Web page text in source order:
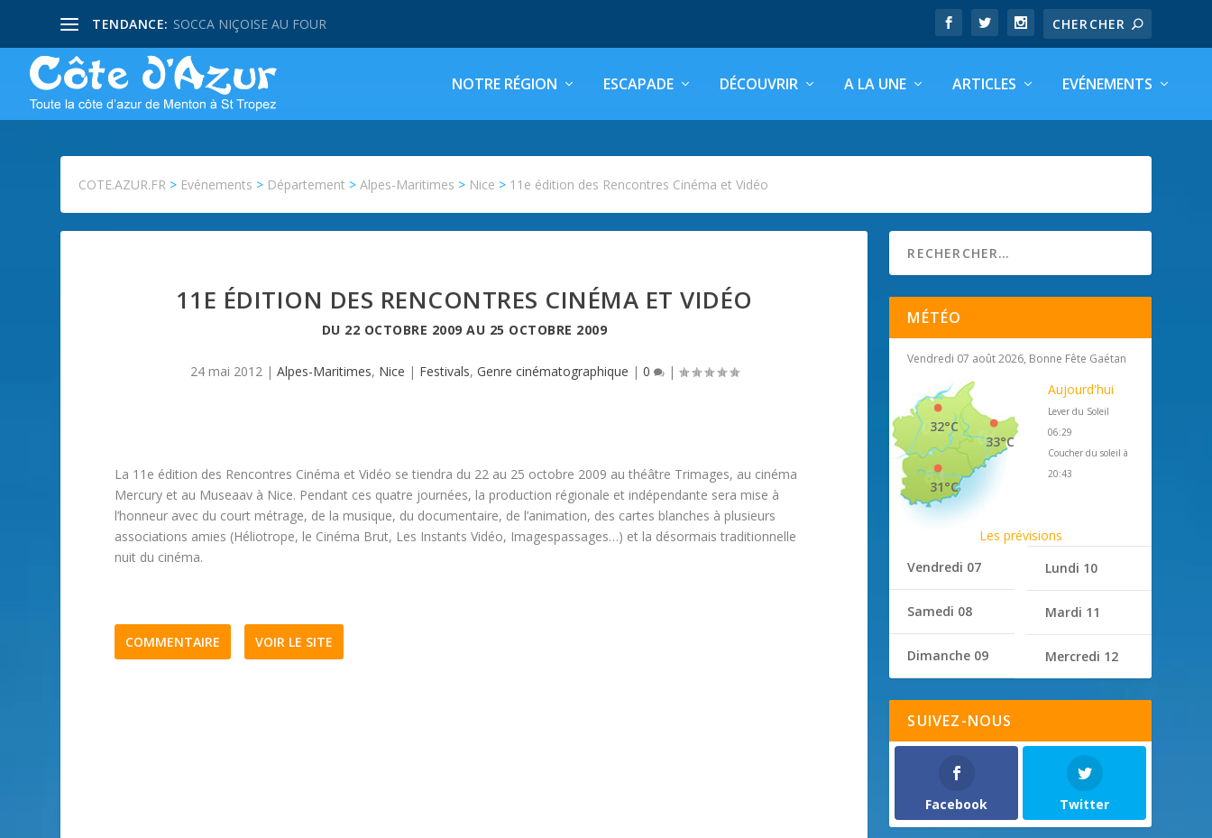
TENDANCE: SOCCA NIÇOISE AU FOUR
NOTRE RÉGION ESCAPADE DÉCOUVRIR A LA UNE ARTICLES EVÉNEMENTS
COTE.AZUR.FR > Evénements > Département >Alpes-Maritimes > Nice > 11e édition des Rencontres Cinéma et Vidéo
11E ÉDITION DES RENCONTRES CINÉMA ET VIDÉO
DU 22 OCTOBRE 2009 AU 25 OCTOBRE 2009
24 mai 2012| Alpes-Maritimes, Nice | Festivals, Genre cinématographique | 0 |
La 11e édition des Rencontres Cinéma et Vidéo se tiendra du 22 au 25 octobre 2009 au théâtre Trimages, au cinéma
Mercury et au Museaav à Nice. Pendant ces quatre journées, la production régionale et indépendante sera mise à
l’honneur avec du court métrage, de la musique, du documentaire, de l’animation, des cartes blanches à plusieurs
associations amies (Héliotrope, le Cinéma Brut, Les Instants Vidéo, Imagespassages…) et la désormais traditionnelle
nuit du cinéma.
COMMENTAIRE VOIR LE SITE
MÉTÉO
Vendredi 07 août 2026, Bonne Fête Gaétan
33°C
32°C
31°C
Aujourd'hui
Lever du Soleil
06:29
Coucher du soleil à
20:43
Les prévisions
Vendredi 07
Samedi 08
Dimanche 09
Lundi 10
Mardi 11
Mercredi 12
SUIVEZ-NOUS
Facebook Twitter